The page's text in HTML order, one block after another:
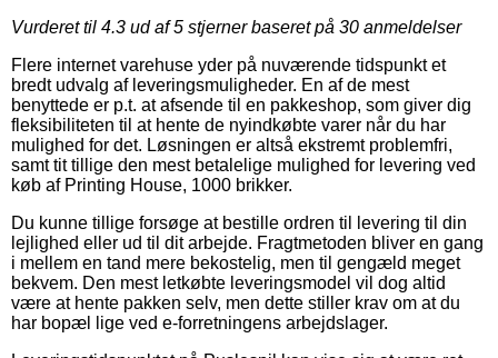
Vurderet til 4.3 ud af 5 stjerner baseret på 30 anmeldelser
Flere internet varehuse yder på nuværende tidspunkt et
bredt udvalg af leveringsmuligheder. En af de mest
benyttede er p.t. at afsende til en pakkeshop, som giver dig
fleksibiliteten til at hente de nyindkøbte varer når du har
mulighed for det. Løsningen er altså ekstremt problemfri,
samt tit tillige den mest betalelige mulighed for levering ved
køb af Printing House, 1000 brikker.
Du kunne tillige forsøge at bestille ordren til levering til din
lejlighed eller ud til dit arbejde. Fragtmetoden bliver en gang
i mellem en tand mere bekostelig, men til gengæld meget
bekvem. Den mest letkøbte leveringsmodel vil dog altid
være at hente pakken selv, men dette stiller krav om at du
har bopæl lige ved e-forretningens arbejdslager.